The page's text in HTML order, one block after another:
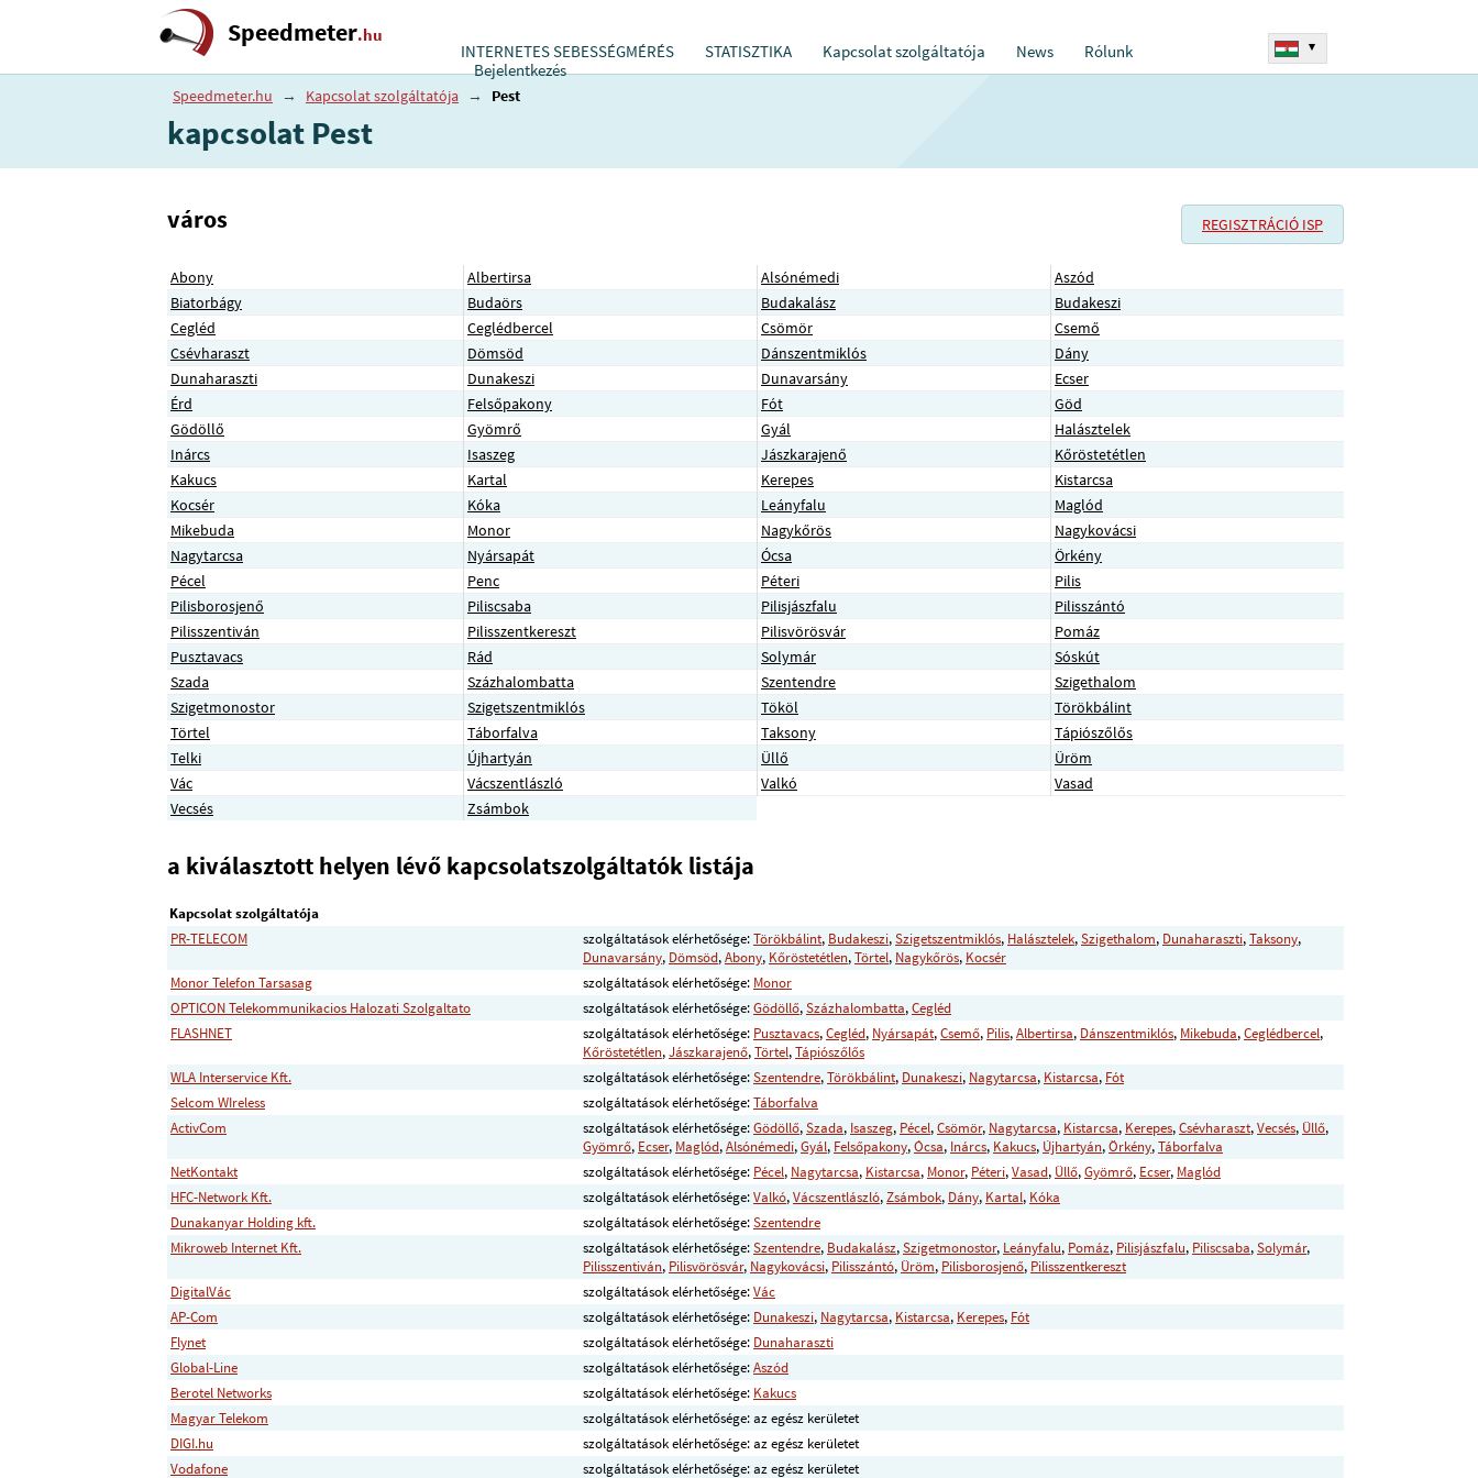
Speedmeter.hu
INTERNETES SEBESSÉGMÉRÉS STATISZTIKA Kapcsolat szolgáltatója News
Rólunk
Bejelentkezés
▾
Speedmeter.hu → Kapcsolat szolgáltatója → Pest
kapcsolat Pest
REGISZTRÁCIÓ ISP
város
Abony Albertirsa Alsónémedi
Aszód
Biatorbágy
Budaörs Budakalász
Budakeszi
Cegléd
Ceglédbercel Csömör
Csemő
Csévharaszt
Dömsöd Dánszentmiklós
Dány
Dunaharaszti
Dunakeszi Dunavarsány
Ecser
Érd
Felsőpakony Fót
Göd
Gödöllő
Gyömrő Gyál
Halásztelek
Inárcs
Isaszeg Jászkarajenő
Kőröstetétlen
Kakucs
Kartal Kerepes
Kistarcsa
Kocsér
Kóka Leányfalu
Maglód
Mikebuda
Monor Nagykőrös
Nagykovácsi
Nagytarcsa
Nyársapát Ócsa
Örkény
Pécel
Penc Péteri
Pilis
Pilisborosjenő
Piliscsaba Pilisjászfalu
Pilisszántó
Pilisszentiván
Pilisszentkereszt Pilisvörösvár
Pomáz
Pusztavacs
Rád Solymár
Sóskút
Szada
Százhalombatta Szentendre
Szigethalom
Szigetmonostor
Szigetszentmiklós Tököl
Törökbálint
Törtel
Táborfalva Taksony
Tápiószőlős
Telki
Újhartyán Üllő
Üröm
Vác
Vácszentlászló Valkó
Vasad
Vecsés
Zsámbok
a kiválasztott helyen lévő kapcsolatszolgáltatók listája
Kapcsolat szolgáltatója
PR-TELECOM
szolgáltatások elérhetősége:Törökbálint, Budakeszi,Szigetszentmiklós, Halásztelek,Szigethalom, Dunaharaszti,Taksony,
Dunavarsány, Dömsöd,Abony, Kőröstetétlen,Törtel, Nagykőrös, Kocsér
Monor Telefon Tarsasag
szolgáltatások elérhetősége: Monor
OPTICON Telekommunikacios Halozati Szolgaltato
szolgáltatások elérhetősége:Gödöllő,Százhalombatta,Cegléd
FLASHNET
szolgáltatások elérhetősége: Pusztavacs,Cegléd, Nyársapát,Csemő, Pilis,Albertirsa, Dánszentmiklós, Mikebuda,Ceglédbercel,
Kőröstetétlen,Jászkarajenő,Törtel,Tápiószőlős
WLA Interservice Kft.
szolgáltatások elérhetősége:Szentendre,Törökbálint, Dunakeszi, Nagytarcsa, Kistarcsa, Fót
Selcom WIreless
szolgáltatások elérhetősége:Táborfalva
ActivCom
szolgáltatások elérhetősége:Gödöllő,Szada, Isaszeg, Pécel,Csömör, Nagytarcsa, Kistarcsa, Kerepes,Csévharaszt,Vecsés, Üllő,
Gyömrő, Ecser, Maglód,Alsónémedi,Gyál, Felsőpakony,Ócsa, Inárcs, Kakucs, Újhartyán,Örkény,Táborfalva
NetKontakt
szolgáltatások elérhetősége: Pécel, Nagytarcsa, Kistarcsa, Monor, Péteri,Vasad, Üllő,Gyömrő, Ecser, Maglód
HFC-Network Kft.
szolgáltatások elérhetősége:Valkó,Vácszentlászló,Zsámbok, Dány, Kartal, Kóka
Dunakanyar Holding kft.
szolgáltatások elérhetősége:Szentendre
Mikroweb Internet Kft.
szolgáltatások elérhetősége:Szentendre, Budakalász,Szigetmonostor, Leányfalu, Pomáz, Pilisjászfalu, Piliscsaba,Solymár,
Pilisszentiván, Pilisvörösvár, Nagykovácsi, Pilisszántó, Üröm, Pilisborosjenő, Pilisszentkereszt
DigitalVác
szolgáltatások elérhetősége:Vác
AP-Com
szolgáltatások elérhetősége: Dunakeszi, Nagytarcsa, Kistarcsa, Kerepes, Fót
Flynet
szolgáltatások elérhetősége: Dunaharaszti
Global-Line
szolgáltatások elérhetősége:Aszód
Berotel Networks
szolgáltatások elérhetősége: Kakucs
Magyar Telekom
szolgáltatások elérhetősége: az egész kerületet
DIGI.hu
szolgáltatások elérhetősége: az egész kerületet
Vodafone
szolgáltatások elérhetősége: az egész kerületet